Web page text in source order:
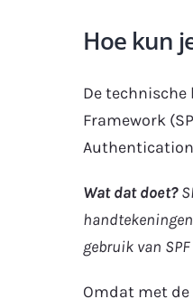
Hoe kun
De
Framework
Wat dat doet?
gebruik van
Omdat met